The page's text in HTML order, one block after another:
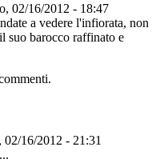
02/16/2012 - 18:47
a vedere l'infiorata, non
suo barocco raffinato e
02/16/2012 - 21:31